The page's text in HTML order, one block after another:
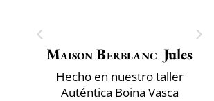
Maison Berblanc Jules
Hecho en nuestro taller
Auténtica Boina Vasca